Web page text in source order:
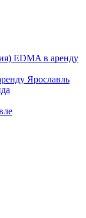
EDMA в аренду
Ярославль